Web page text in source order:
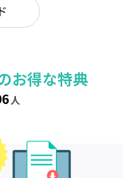
お得な特典
人